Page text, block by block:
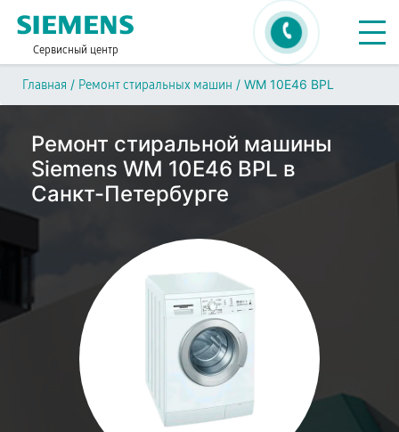
Сервисный центр
Главная / Ремонт стиральных машин / WM 10E46 BPL
Ремонт стиральной машины
Siemens WM 10E46 BPL в
Санкт-Петербурге